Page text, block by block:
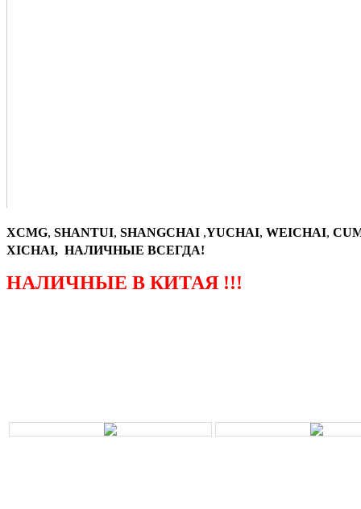
XCMG, SHANTUI, SHANGCHAI ,YUCHAI, WEICHAI,
XICHAI, НАЛИЧНЫЕ ВСЕГДА!
НАЛИЧНЫЕ В КИТАЯ !!!